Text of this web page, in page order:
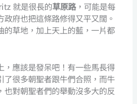
就是很長的草原路，可能是每
政府也把這條路修得又平又闊。
的草地，加上天上的藍，一片都
，應該是發呆吧！有一些馬長得
了很多朝聖者跟牛們合照，而牛
也對朝聖者們的舉動沒多大的反